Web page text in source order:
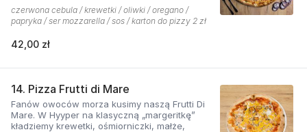
czerwona cebula / krewetki / oliwki / oregano /
papryka / ser mozzarella / sos / karton do pizzy 2 zł
42,00 zł
14. Pizza Frutti di Mare
Fanów owoców morza kusimy naszą Frutti Di
Mare. W Hyyper na klasyczną „margeritkę”
kładziemy krewetki, ośmiorniczki, małże,